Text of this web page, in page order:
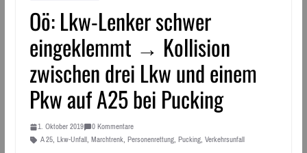
Oö: Lkw-Lenker schwer
eingeklemmt → Kollision
zwischen drei Lkw und einem
Pkw auf A25 bei Pucking
1. Oktober 2019
0 Kommentare
A 25, Lkw-Unfall, Marchtrenk, Personenrettung, Pucking, Verkehrsunfall